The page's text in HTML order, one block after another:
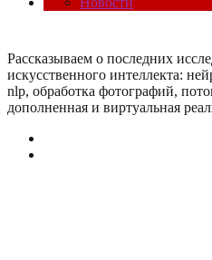
Рассказываем о последних
искусcтвенного интеллекта:
nlp, обработка фотографий,
дополненная и виртуальная